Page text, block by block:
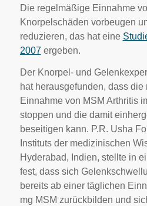
Die regelmäßige Einnahme
Knorpelschäden vorbeugen
reduzieren, das hat eine
2007ergeben.
Der Knorpel- und
hat herausgefunden, dass
Einnahme von MSM Arthritis
stoppen und die damit
beseitigen kann. P.R. Usha
Instituts der medizinischen
Hyderabad, Indien, stellte in
fest, dass sich
bereits ab einer täglichen
mg MSM zurückbilden und